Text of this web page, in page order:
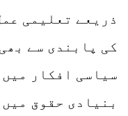
ذریعے تعلیمی
کی پابندی سے
سیاسی افکار
بنیادی حقوق